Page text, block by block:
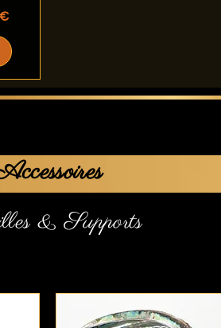
& Supports